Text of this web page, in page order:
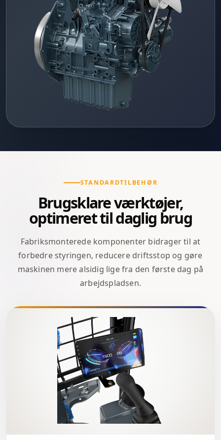
STANDARDTILBEHØR
Brugsklare værktøjer,
optimeret til daglig brug
Fabriksmonterede komponenter bidrager til at
forbedre styringen, reducere driftsstop og gøre
maskinen mere alsidig lige fra den første dag på
arbejdspladsen.